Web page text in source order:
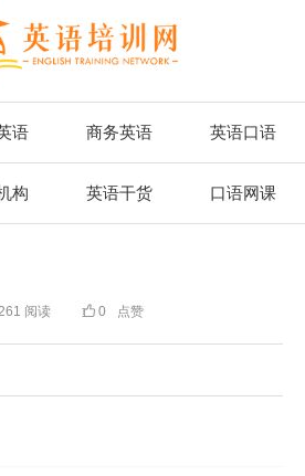
语 商务英语 英语口语
构 英语干货 口语网课
阅读  0 点赞